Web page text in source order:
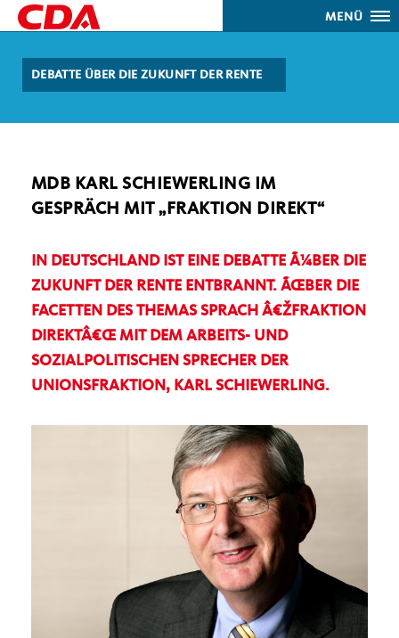
MENÜ
DEBATTE ÜBER DIE ZUKUNFT DER RENTE
MDB KARL SCHIEWERLING IM
GESPRÄCH MIT „FRAKTION DIREKT“
IN DEUTSCHLAND IST EINE DEBATTE Ã¼BER DIE
ZUKUNFT DER RENTE ENTBRANNT. ÃŒBER DIE
FACETTEN DES THEMAS SPRACH Â€ŽFRAKTION
DIREKTÂ€Œ MIT DEM ARBEITS- UND
SOZIALPOLITISCHEN SPRECHER DER
UNIONSFRAKTION, KARL SCHIEWERLING.